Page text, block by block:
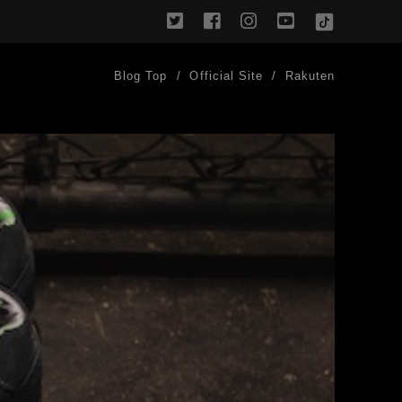
twitterfacebookinstagram
youtube
TikTok
Blog Top Official Site Rakuten